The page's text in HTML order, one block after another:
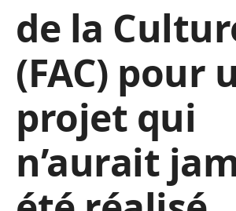
de la
(FAC) pour
projet qui
n’aurait